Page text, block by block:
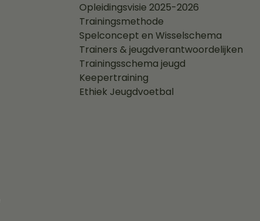
Opleidingsvisie 2025-2026
Trainingsmethode
Spelconcept en Wisselschema
Trainers & jeugdverantwoordelijken
Trainingsschema jeugd
Keepertraining
Ethiek Jeugdvoetbal